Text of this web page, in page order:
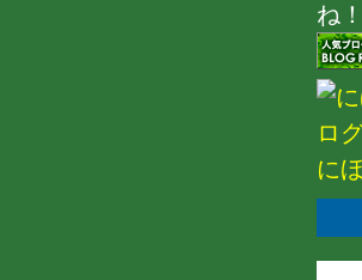
ね！
に